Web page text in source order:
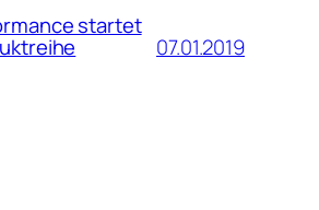
startet
07.01.2019